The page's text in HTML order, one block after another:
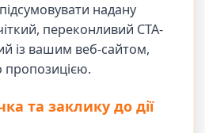
надану
переконливий CTA-
із вашим веб-сайтом,
пропозицією.
та заклику до дії